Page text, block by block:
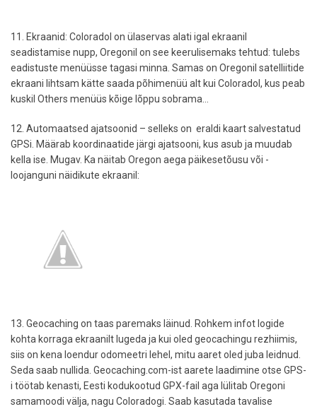
11. Ekraanid: Coloradol on ülaservas alati igal ekraanil
seadistamise nupp, Oregonil on see keerulisemaks tehtud: tulebs
eadistuste menüüsse tagasi minna. Samas on Oregonil satelliitide
ekraani lihtsam kätte saada põhimenüü alt kui Coloradol, kus peab
kuskil Others menüüs kõige lõppu sobrama...
12. Automaatsed ajatsoonid – selleks on eraldi kaart salvestatud
GPSi. Määrab koordinaatide järgi ajatsooni, kus asub ja muudab
kella ise. Mugav. Ka näitab Oregon aega päikesetõusu või -
loojanguni näidikute ekraanil:
13. Geocaching on taas paremaks läinud. Rohkem infot logide
kohta korraga ekraanilt lugeda ja kui oled geocachingu rezhiimis,
siis on kena loendur odomeetri lehel, mitu aaret oled juba leidnud.
Seda saab nullida. Geocaching.com-ist aarete laadimine otse GPS-
i töötab kenasti, Eesti kodukootud GPX-fail aga lülitab Oregoni
samamoodi välja, nagu Coloradogi. Saab kasutada tavalise